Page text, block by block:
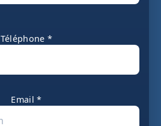
Téléphone *
Email *